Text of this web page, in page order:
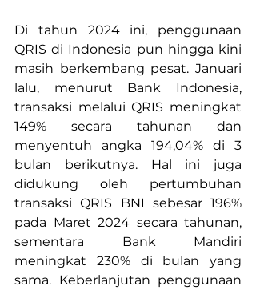
Di tahun 2024 ini, penggunaan
QRIS di Indonesia pun hingga kini
masih berkembang pesat. Januari
lalu, menurut Bank Indonesia,
transaksi melalui QRIS meningkat
149% secara tahunan dan
menyentuh angka 194,04% di 3
bulan berikutnya. Hal ini juga
didukung oleh pertumbuhan
transaksi QRIS BNI sebesar 196%
pada Maret 2024 secara tahunan,
sementara Bank Mandiri
meningkat 230% di bulan yang
sama. Keberlanjutan penggunaan